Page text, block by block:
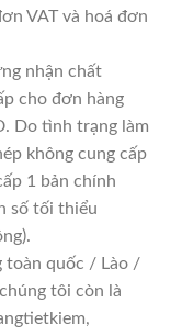
VAT và hoá đơn
nhận chất
cho đơn hàng
Do tình trạng làm
không cung cấp
1 bản chính
số tối thiểu
toàn quốc / Lào /
tôi còn là